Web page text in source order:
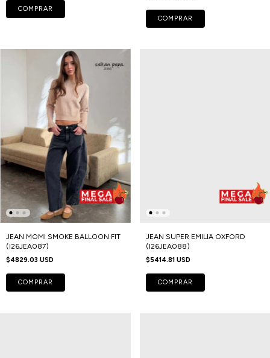
COMPRAR
COMPRAR
JEAN MOMI SMOKE BALLOON FIT
(I26JEA087)
$4829.03 USD
COMPRAR
JEAN SUPER EMILIA OXFORD
(I26JEA088)
$5414.81 USD
COMPRAR